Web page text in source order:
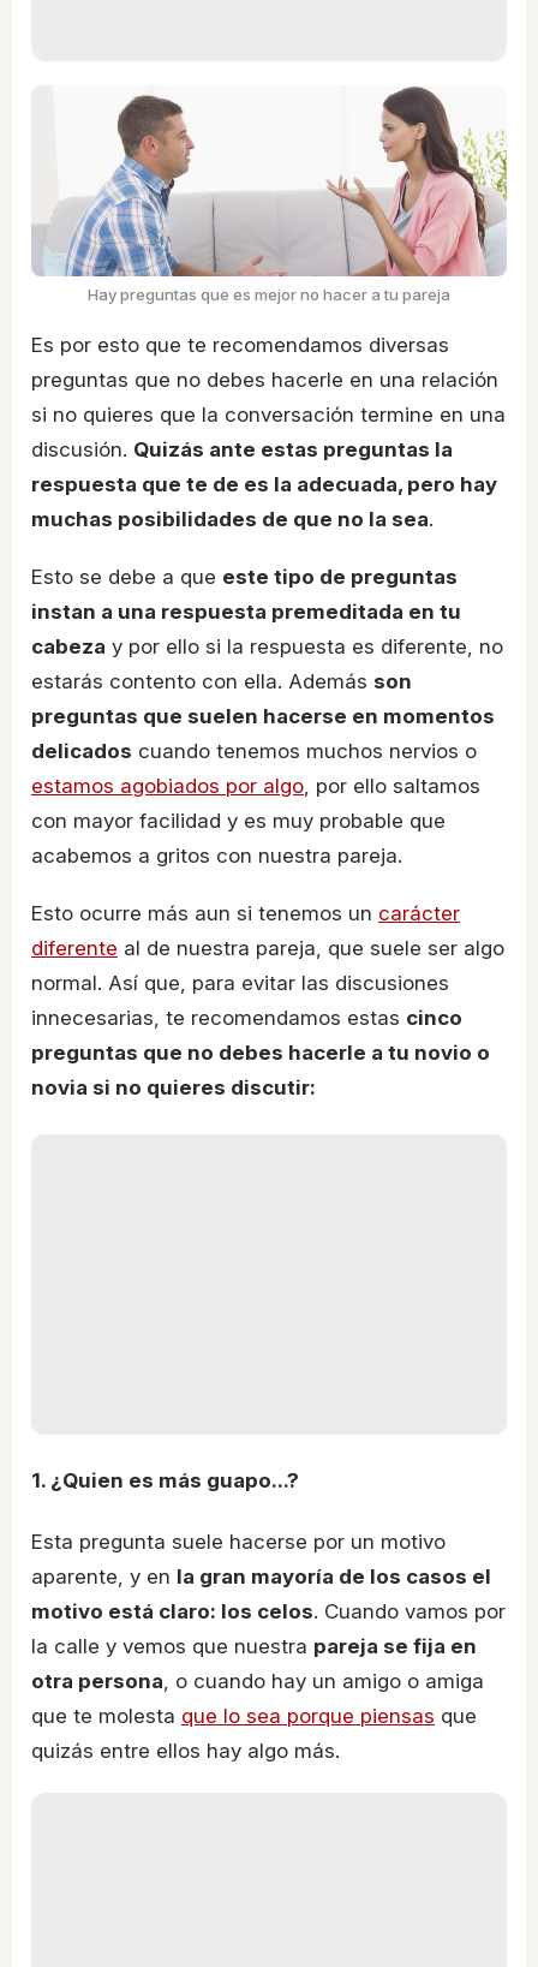
Hay preguntas que es mejor no hacer a tu pareja
Es por esto que te recomendamos diversas
preguntas que no debes hacerle en una relación
si no quieres que la conversación termine en una
discusión. Quizás ante estas preguntas la
respuesta que te de es la adecuada, pero hay
muchas posibilidades de que no la sea.
Esto se debe a que este tipo de preguntas
instan a una respuesta premeditada en tu
cabeza y por ello si la respuesta es diferente, no
estarás contento con ella. Además son
preguntas que suelen hacerse en momentos
delicados cuando tenemos muchos nervios o
estamos agobiados por algo , por ello saltamos
con mayor facilidad y es muy probable que
acabemos a gritos con nuestra pareja.
Esto ocurre más aun si tenemos un carácter
diferente al de nuestra pareja, que suele ser algo
normal. Así que, para evitar las discusiones
innecesarias, te recomendamos estas cinco
preguntas que no debes hacerle a tu novio o
novia si no quieres discutir:
1. ¿Quien es más guapo...?
Esta pregunta suele hacerse por un motivo
aparente, y en la gran mayoría de los casos el
motivo está claro: los celos. Cuando vamos por
la calle y vemos que nuestra pareja se fija en
otra persona, o cuando hay un amigo o amiga
que te molesta que lo sea porque piensas que
quizás entre ellos hay algo más.